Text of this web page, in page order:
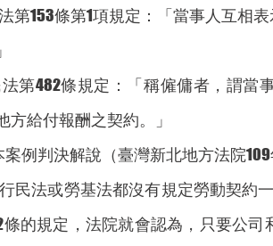
法第153條第1項規定：「當事人互
法第482條規定：「稱僱傭者，謂
方給付報酬之契約。」
案例判決解說（臺灣新北地方法院
行民法或勞基法都沒有規定勞動契
條的規定，法院就會認為，只要公